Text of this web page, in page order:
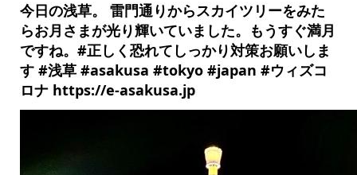
今日の浅草。 雷門通りからスカイツリーをみた
らお月さまが光り輝いていました。もうすぐ満月
ですね。#正しく恐れてしっかり対策お願いしま
す #浅草 #asakusa #tokyo #japan #ウィズコ
ロナ https://e-asakusa.jp